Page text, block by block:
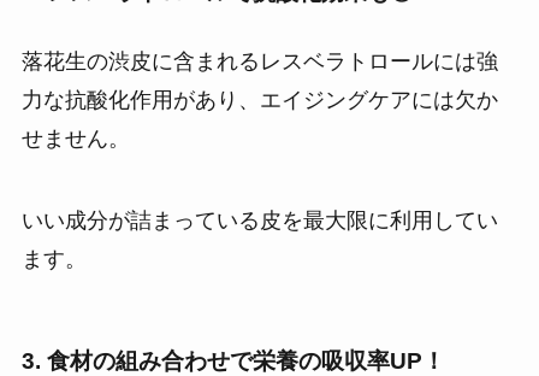
落花生の渋皮に含まれるレスベラトロールには強
力な抗酸化作用があり、エイジングケアには欠か
せません。
いい成分が詰まっている皮を最大限に利用してい
ます。
3. 食材の組み合わせで栄養の吸収率UP！